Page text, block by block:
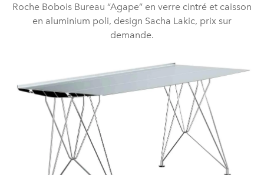
Roche Bobois Bureau “Agape” en verre cintré et caisson
en aluminium poli, design Sacha Lakic, prix sur
demande.